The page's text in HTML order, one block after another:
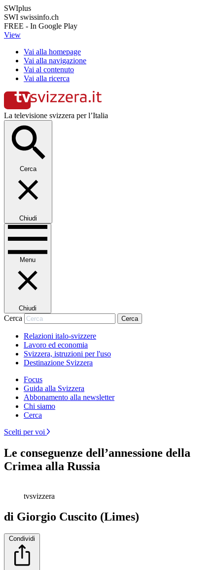
SWIplus
SWI swissinfo.ch
FREE - In Google Play
View
Vai alla homepage
Vai alla navigazione
Vai al contenuto
Vai alla ricerca
La televisione svizzera per l’Italia
Cerca
Chiudi
Menu
Chiudi
Cerca Cerca
Relazioni italo-svizzere
Lavoro ed economia
Svizzera, istruzioni per l'uso
Destinazione Svizzera
Focus
Guida alla Svizzera
Abbonamento alla newsletter
Chi siamo
Cerca
Scelti per voi
Le conseguenze dell’annessione della
Crimea alla Russia
tvsvizzera
di Giorgio Cuscito (Limes)
Condividi